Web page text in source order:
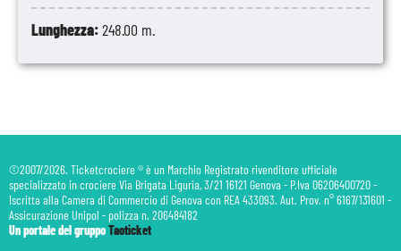
Lunghezza:248.00 m.
©2007/2026. Ticketcrociere ® è un Marchio Registrato rivenditore ufficiale
specializzato in crociere Via Brigata Liguria, 3/21 16121 Genova - P.Iva 06206400720 -
Iscritta alla Camera di Commercio di Genova con REA 433093. Aut. Prov. n° 6167/131601 -
Assicurazione Unipol - polizza n. 206484182
Un portale del gruppoTaoticket